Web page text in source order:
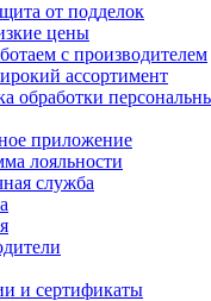
от подделок
цены
с производителем
ассортимент
обработки
приложение
лояльности
служба
и сертификаты